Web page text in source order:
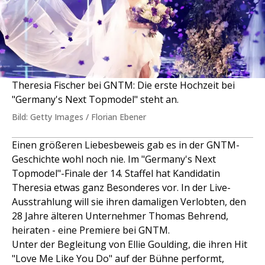
Theresia Fischer bei GNTM: Die erste Hochzeit bei
"Germany's Next Topmodel" steht an.
Bild: Getty Images / Florian Ebener
Einen größeren Liebesbeweis gab es in der GNTM-
Geschichte wohl noch nie. Im "Germany's Next
Topmodel"-Finale der 14. Staffel hat Kandidatin
Theresia etwas ganz Besonderes vor. In der Live-
Ausstrahlung will sie ihren damaligen Verlobten, den
28 Jahre älteren Unternehmer Thomas Behrend,
heiraten - eine Premiere bei GNTM.
Unter der Begleitung von Ellie Goulding, die ihren Hit
"Love Me Like You Do" auf der Bühne performt,